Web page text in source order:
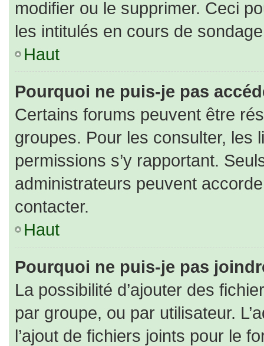
modifier ou le supprimer. Ceci
les intitulés en cours de
Haut
Pourquoi ne puis-je pas
Certains forums peuvent être
groupes. Pour les consulter, les
permissions s’y rapportant.
administrateurs peuvent
contacter.
Haut
Pourquoi ne puis-je pas
La possibilité d’ajouter des
par groupe, ou par utilisateur.
l’ajout de fichiers joints pour le